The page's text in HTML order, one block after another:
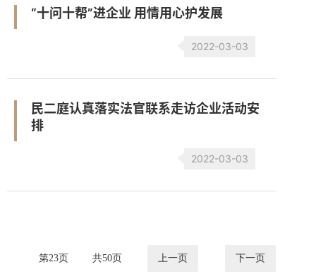
“十问十帮”进企业 用情用心护发展
2022-03-03
民二庭认真落实法官联系走访企业活动安
排
2022-03-03
第23页 共50页 上一页 下一页